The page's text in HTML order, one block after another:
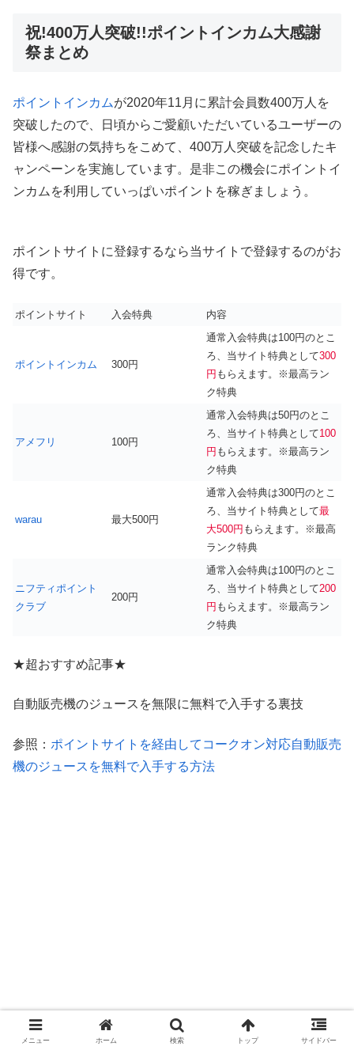
祝!400万人突破!!ポイントインカム大感謝
祭まとめ
ポイントインカムが2020年11月に累計会員数400万人を
突破したので、日頃からご愛顧いただいているユーザーの
皆様へ感謝の気持ちをこめて、400万人突破を記念したキ
ャンペーンを実施しています。是非この機会にポイントイ
ンカムを利用していっぱいポイントを稼ぎましょう。
ポイントサイトに登録するなら当サイトで登録するのがお
得です。
ポイントサイト 入会特典 内容
ポイントインカム 300円
通常入会特典は100円のとこ
ろ、当サイト特典として300
円 もらえます。※最高ラン
ク特典
アメフリ 100円
通常入会特典は50円のとこ
ろ、当サイト特典として100
円 もらえます。※最高ラン
ク特典
warau 最大500円
通常入会特典は300円のとこ
ろ、当サイト特典として最
大500円 もらえます。※最高
ランク特典
ニフティポイント
クラブ
200円
通常入会特典は100円のとこ
ろ、当サイト特典として200
円 もらえます。※最高ラン
ク特典
★超おすすめ記事★
自動販売機のジュースを無限に無料で入手する裏技
参照： ポイントサイトを経由してコークオン対応自動販売
機のジュースを無料で入手する方法
メニュー ホーム 検索 トップ サイドバー